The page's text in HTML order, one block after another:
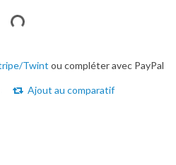
Twint ou compléter avec PayPal
Ajout au comparatif